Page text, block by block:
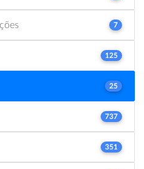
7
125
25
737
351